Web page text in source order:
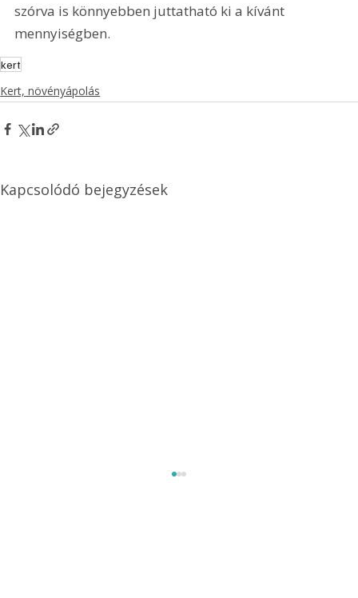
szórva is könnyebben juttatható ki a kívánt
mennyiségben.
kert
Kert, növényápolás
Kapcsolódó bejegyzések